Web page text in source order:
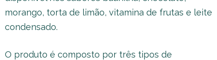
morango, torta de limão, vitamina de frutas e leite
condensado.
O produto é composto por três tipos de